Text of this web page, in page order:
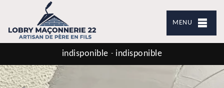
MENU
indisponible - indisponible